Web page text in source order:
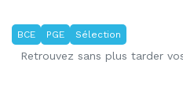
BCE PGE Sélection
Retrouvez sans plus tarder